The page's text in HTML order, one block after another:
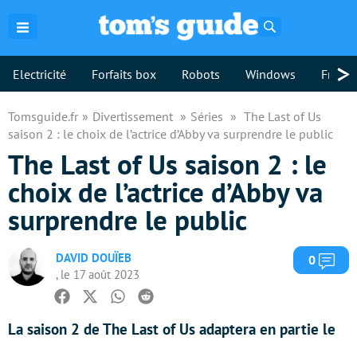
Electricité Forfaits box Robots Windows >
Tomsguide.fr Divertissement Séries
The Last of Us
saison 2 : le choix de l’actrice d’Abby va surprendre le public
The Last of Us saison 2 : le
choix de l’actrice d’Abby va
surprendre le public
DAVID DOUÏEB
, le 17 août 2023
0
Facebook
TwitterWhatsapp
Reddit
La saison 2 de The Last of Us adaptera en partie le